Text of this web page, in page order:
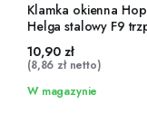
Klamka okienna
Helga stalowy F9
35 mm
10,90zł
(8,86 złnetto)
W magazynie